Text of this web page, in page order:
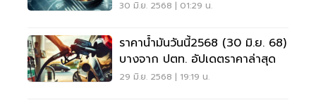
บาท
30 มิ.ย. 2568 | 01:29 น.
ราคาน้ำมันวันนี้2568 (30 มิ.ย. 68)
บางจาก ปตท. อัปเดตราคาล่าสุด
29 มิ.ย. 2568 | 19:19 น.